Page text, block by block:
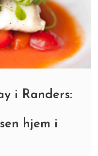
i Randers:
hjem i